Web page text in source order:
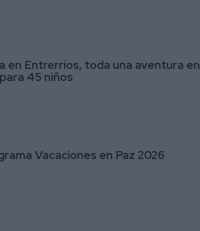
en Entrerríos, toda una aventura en
45 niños
Vacaciones en Paz 2026